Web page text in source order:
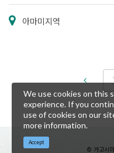
아마미지역
© 가고시
We use cookies on this
experience. If you
use of cookies on our
more information.
Accept